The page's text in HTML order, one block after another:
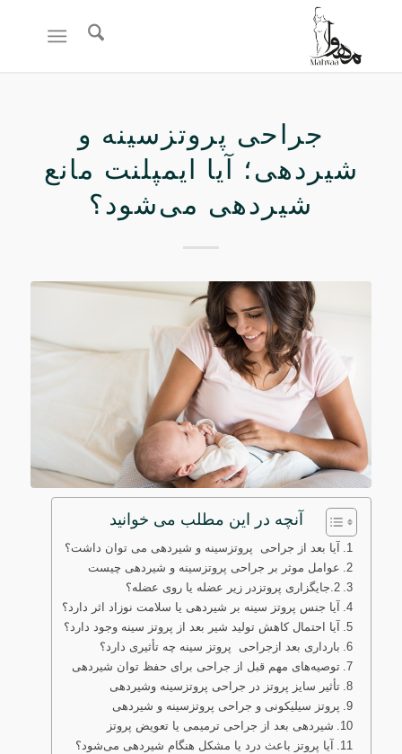
جراحی پروتزسینه و
شیردهی؛ آیا ایمپلنت مانع
شیردهی می‌شود؟
آنچه در این مطلب می خوانید
آیا بعد از جراحی پروتزسینه و شیردهی می توان داشت؟
عوامل موثر بر جراحی پروتزسینه و شیردهی چیست
2.جایگزاری پروتزدر زیر عضله یا روی عضله؟
آیا جنس پروتز سینه بر شیردهی یا سلامت نوزاد اثر دارد؟
آیا احتمال کاهش تولید شیر بعد از پروتز سینه وجود دارد؟
بارداری بعد ازجراحی پروتز سینه چه تأثیری دارد؟
توصیه‌های مهم قبل از جراحی برای حفظ توان شیردهی
تأثیر سایز پروتز در جراحی پروتزسینه وشیردهی
پروتز سیلیکونی و جراحی پروتزسینه و شیردهی
شیردهی بعد از جراحی ترمیمی یا تعویض پروتز
آیا پروتز باعث درد یا مشکل هنگام شیردهی می‌شود؟